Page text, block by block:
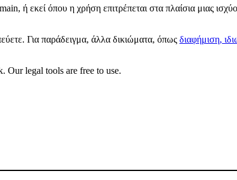
ή εκεί όπου η χρήση επιτρέπεται στα πλαίσια μιας
Για παράδειγμα, άλλα δικιώματα, όπως διαφήμιση,
Our legal tools are free to use.